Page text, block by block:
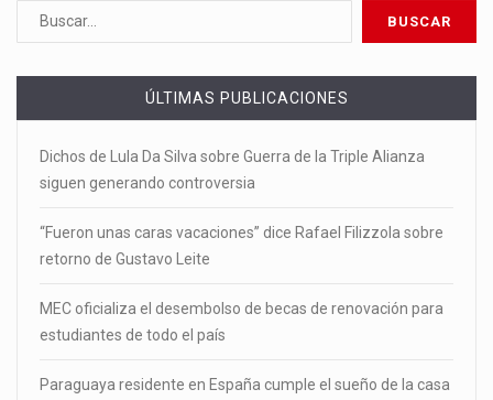
ÚLTIMAS PUBLICACIONES
Dichos de Lula Da Silva sobre Guerra de la Triple Alianza
siguen generando controversia
“Fueron unas caras vacaciones” dice Rafael Filizzola sobre
retorno de Gustavo Leite
MEC oficializa el desembolso de becas de renovación para
estudiantes de todo el país
Paraguaya residente en España cumple el sueño de la casa